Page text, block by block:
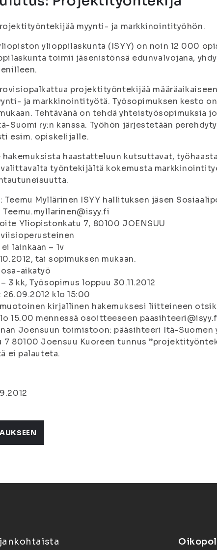
myynti- ja markkinointityöhön.
ylioppilaskunta (ISYY) on noin 12 000
toimii jäsenistönsä edunvalvojana,
projektityöntekijää
ja markkinointityötä. Työsopimuksen kesto on
Tehtävänä on tehdä yhteistyösopimuksia
Suomi ry:n kanssa. Työhön järjestetään
esim. opiskelijalle.
hakemuksista haastatteluun kutsuttavat,
työntekijältä kokemusta
Myllärinen ISYY hallituksen jäsen
Yliopistonkatu 7, 80100 JOENSUU
lainkaan – 1v
tai sopimuksen mukaan.
osa-aikatyö
3 kk, Työsopimus loppuu 30.11.2012
26.09.2012 klo 15:00
kirjallinen hakemuksesi liitteineen
15.00 mennessä osoitteeseen
Joensuun toimistoon: pääsihteeri Itä-
80100 Joensuu Kuoreen tunnus
ei palauteta.